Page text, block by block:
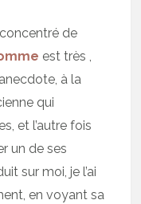
de
est très ,
à la
qui
et l’autre fois
un de ses
sur moi, je l’ai
en voyant sa